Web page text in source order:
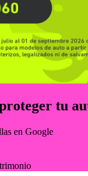
tu
en Google